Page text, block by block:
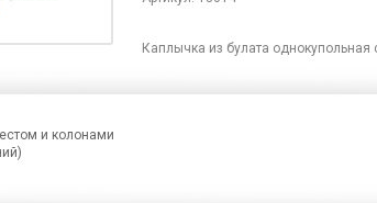
Каплычка из булата
и колонами